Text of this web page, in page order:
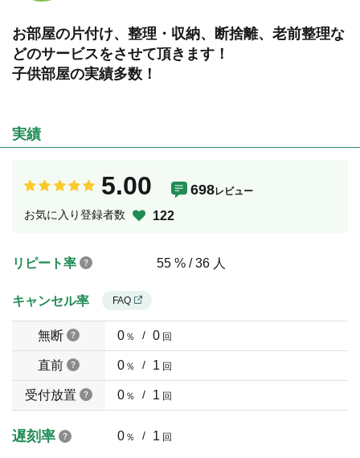
お部屋の片付け、整理・収納、断捨離、老前整理な
どのサービスをさせて頂きます！
子供部屋の実績多数！
実績
5.00 698レビュー
お気に入り登録者数 122
リピート率 55 % / 36 人
キャンセル率 FAQ
無断 0％ / 0 回
直前 0％ / 1 回
受付放置 0％ / 1 回
遅刻率 0％ / 1 回